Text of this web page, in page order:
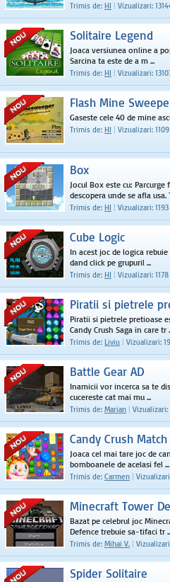
Trimis de: HI Vizualizari:
Solitaire Legend
Joaca versiunea online a
Sarcina ta este de a m ...
Trimis de: HI Vizualizari:
Flash Mine
Gaseste cele 40 de mine
Trimis de: HI Vizualizari: 1109
Box
Jocul Box este cu: Parcurge
descopera unde se afla usa.
Trimis de: HI Vizualizari: 1193
Cube Logic
In acest joc de logica
dand click pe grupuril ...
Trimis de: HI Vizualizari: 1178
Piratii si pietrele
Piratii si pietrele pretioase
Candy Crush Saga in care tr
Trimis de: Liviu Vizualizari:
Battle Gear AD
Inamicii vor incerca sa te
cucereste cat mai mu ...
Trimis de: Marian Vizualizari:
Candy Crush Match
Joaca cel mai tare joc de
bomboanele de acelasi fel ...
Trimis de: Carmen
Minecraft Tower
Bazat pe celebrul joc
Defence trebuie sa-tifaci tr
Trimis de: Mihai V.
Spider Solitaire